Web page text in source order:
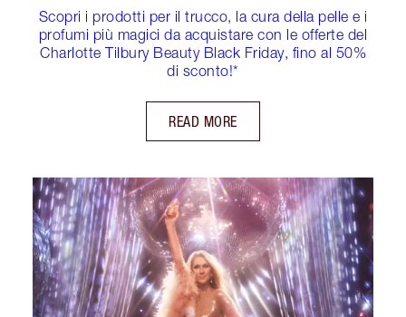
Scopri i prodotti per il trucco, la cura della pelle e i
profumi più magici da acquistare con le offerte del
Charlotte Tilbury Beauty Black Friday, fino al 50%
di sconto!*
READ MORE